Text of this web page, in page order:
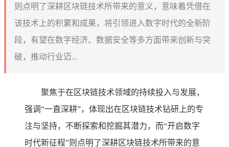
则点明了深耕区块链技术所带来的意义，意味着凭借在
该技术上的积累和成果，将引领进入数字时代的全新阶
段，有望在数字经济、数据安全等多方面带来创新与突
破，推动行业迈...
聚焦于在区块链技术领域的持续投入与发展，
强调“一直深耕”，体现出在区块链技术钻研上的专
注与坚持，不断探索和挖掘其潜力，而“开启数字
时代新征程”则点明了深耕区块链技术所带来的意